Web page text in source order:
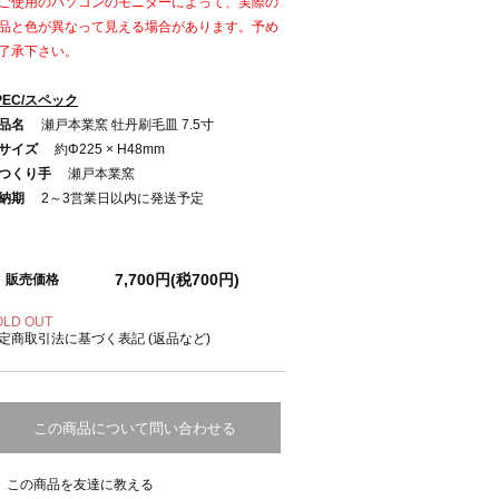
と色が異なって見える場合があります。予め
承下さい。
スペック
名
瀬戸本業窯 牡丹刷毛皿 7.5寸
イズ
約Φ225 × H48mm
くり手 瀬戸本業窯
期
2～3営業日以内に発送予定
販売価格 7,700円(税700円)
OUT
商取引法に基づく表記 (返品など)
この商品について問い合わせる
この商品を友達に教える